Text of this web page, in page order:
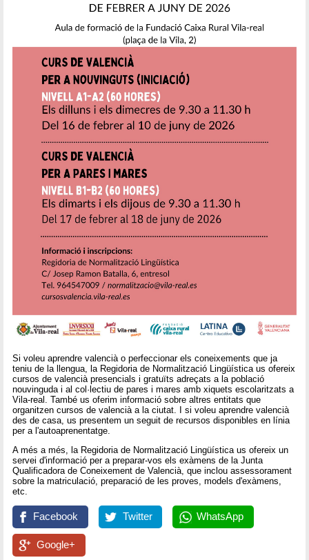
Si voleu aprendre valencià o perfeccionar els coneixements que ja
teniu de la llengua, la Regidoria de Normalització Lingüística us ofereix
cursos de valencià presencials i gratuïts adreçats a la població
nouvinguda i al col·lectiu de pares i mares amb xiquets escolaritzats a
Vila-real. També us oferim informació sobre altres entitats que
organitzen cursos de valencià a la ciutat. I si voleu aprendre valencià
des de casa, us presentem un seguit de recursos disponibles en línia
per a l'autoaprenentatge.
A més a més, la Regidoria de Normalització Lingüística us ofereix un
servei d'informació per a preparar-vos els exàmens de la Junta
Qualificadora de Coneixement de Valencià, que inclou assessorament
sobre la matriculació, preparació de les proves, models d'exàmens,
etc.
Facebook Twitter WhatsApp
Google+